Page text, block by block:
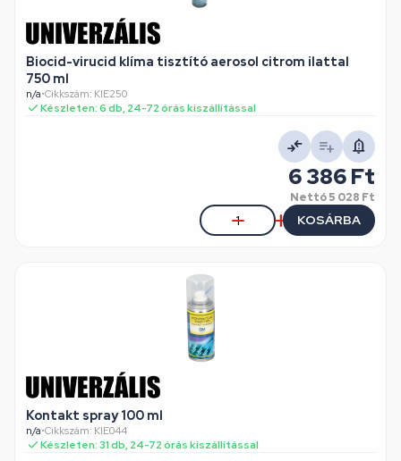
Biocid-virucid klíma tisztító aerosol citrom ilattal
750 ml
n/a•Cikkszám: KIE250
Készleten: 6 db, 24-72 órás kiszállítással
6 386 Ft
Nettó5 028 Ft
KOSÁRBA
Kontakt spray 100 ml
n/a•Cikkszám: KIE044
Készleten: 31 db, 24-72 órás kiszállítással